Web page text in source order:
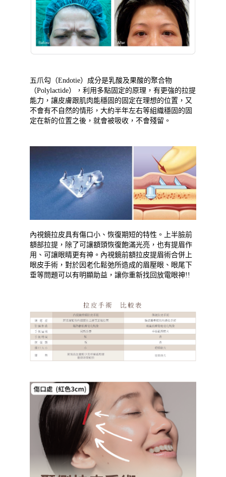
五爪勾（Endotie）成分是乳酸及果酸的聚合物
（Polylactide），利用多點固定的原理，有更強的拉提
能力，讓皮膚跟肌肉能穩固的固定在理想的位置，又
不會有不自然的情形，大約半年左右等組織穩固的固
定在新的位置之後，就會被吸收，不會殘留。
內視鏡拉皮具有傷口小、恢復期短的特性。上半臉前
額部拉提，除了可讓額頭恢復飽滿光亮，也有提眉作
用、可讓眼睛更有神。內視鏡前額拉皮提眉術合併上
眼皮手術，對於因老化鬆弛所造成的眉壓眼、眼尾下
垂等問題可以有明顯助益，讓你重新找回放電眼神!!